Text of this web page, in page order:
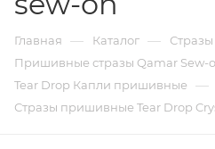
Главная — Каталог —
Пришивные стразы Qamar Sew-
Tear Drop Капли пришивные —
Стразы пришивные Tear Drop